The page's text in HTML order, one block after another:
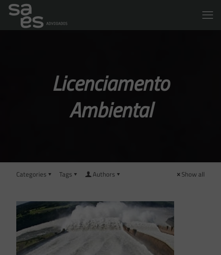
Licenciamento
Ambiental
Categories Tags Authors Show all